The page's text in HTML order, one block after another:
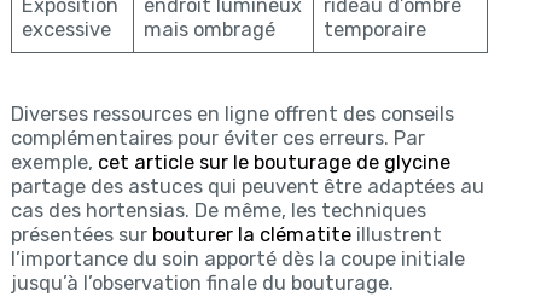
Exposition
excessive
endroit lumineux
mais ombragé
rideau d’ombre
temporaire
Diverses ressources en ligne offrent des conseils
complémentaires pour éviter ces erreurs. Par
exemple, cet article sur le bouturage de glycine
partage des astuces qui peuvent être adaptées au
cas des hortensias. De même, les techniques
présentées sur bouturer la clématiteillustrent
l’importance du soin apporté dès la coupe initiale
jusqu’à l’observation finale du bouturage.